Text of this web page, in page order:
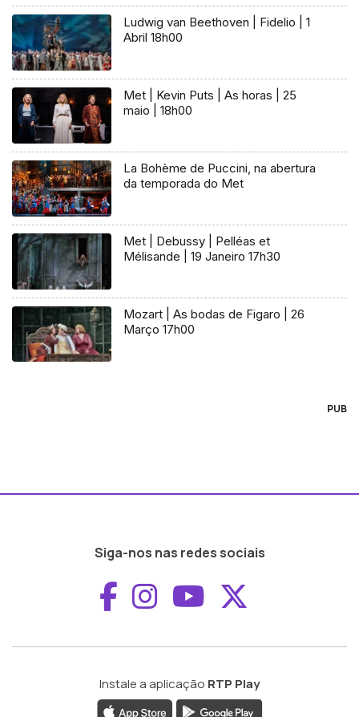
Ludwig van Beethoven | Fidelio | 1
Abril 18h00
Met | Kevin Puts | As horas | 25
maio | 18h00
La Bohème de Puccini, na abertura
da temporada do Met
Met | Debussy | Pelléas et
Mélisande | 19 Janeiro 17h30
Mozart | As bodas de Figaro | 26
Março 17h00
PUB
Siga-nos nas redes sociais
Aceder ao
Aceder ao
Aceder ao
Instale a aplicação RTP Play